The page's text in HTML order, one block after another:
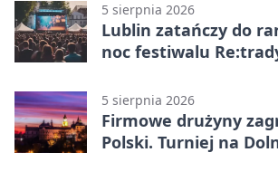
5 sierpnia 2026
Lublin zatańczy do
noc festiwalu
5 sierpnia 2026
Firmowe drużyny
Polski. Turniej na